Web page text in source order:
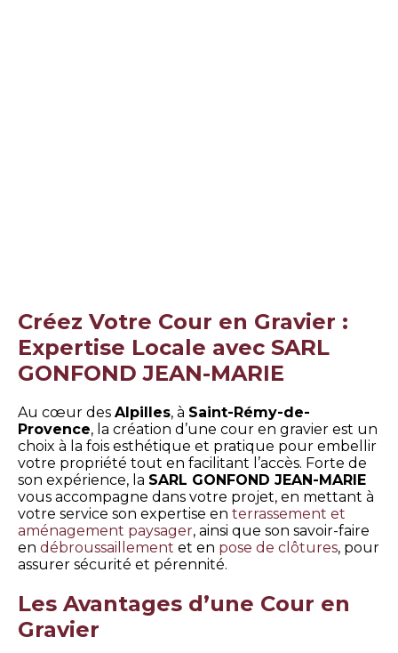
Créez Votre Cour en Gravier :
Expertise Locale avec SARL
GONFOND JEAN-MARIE
Au cœur des Alpilles, à Saint-Rémy-de-
Provence, la création d’une cour en gravier est un
choix à la fois esthétique et pratique pour embellir
votre propriété tout en facilitant l’accès. Forte de
son expérience, la SARL GONFOND JEAN-MARIE
vous accompagne dans votre projet, en mettant à
votre service son expertise en terrassement et
aménagement paysager, ainsi que son savoir-faire
en débroussaillement et en pose de clôtures, pour
assurer sécurité et pérennité.
Les Avantages d’une Cour en
Gravier